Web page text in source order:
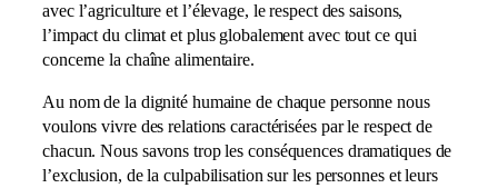
avec l’agriculture et l’élevage, le respect des saisons,
l’impact du climat et plus globalement avec tout ce qui
concerne la chaîne alimentaire.
Au nom de la dignité humaine de chaque personne nous
voulons vivre des relations caractérisées par le respect de
chacun. Nous savons trop les conséquences dramatiques de
l’exclusion, de la culpabilisation sur les personnes et leurs